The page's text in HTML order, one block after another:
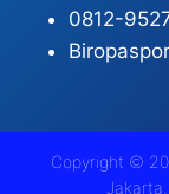
0812-
Copyright ©